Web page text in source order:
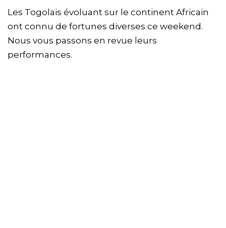
Les Togolais évoluant sur le continent Africain
ont connu de fortunes diverses ce weekend.
Nous vous passons en revue leurs
performances.